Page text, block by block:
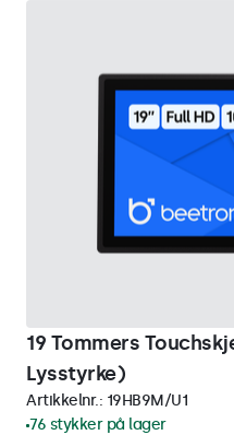
19 Tommers
Lysstyrke)
Artikkelnr.: 19HB9M/U1
76 stykker på lager